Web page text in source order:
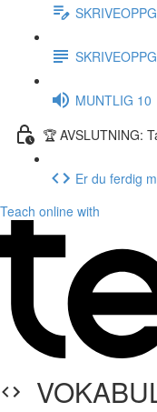
MUNTLIG 10
🏆 AVSLUTNING:
Er du ferdig
Teach online with